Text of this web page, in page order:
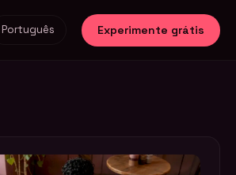
Português Experimente grátis